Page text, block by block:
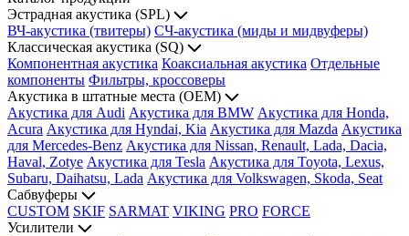
Эстрадная акустика (SPL)
ВЧ-акустика (твитеры) СЧ-акустика (миды и мидвуферы)
Классическая акустика (SQ)
Компонентная акустика Коаксиальная акустика Отдельные
компоненты Фильтры, кроссоверы
Акустика в штатные места (OEM)
Акустика для Audi Акустика для BMW Акустика для Honda,
Acura Акустика для Hyndai, Kia Акустика для Mazda Акустика
для Mercedes-Benz Акустика для Nissan, Renault, Lada, Dacia,
Haval, Zotye Акустика для Tesla Акустика для Toyota, Lexus,
Subaru, Daihatsu, Lada Акустика для Volkswagen, Skoda, Seat
Сабвуферы
CUSTOM SKIF SARMAT VIKING PRO FORCE
Усилители